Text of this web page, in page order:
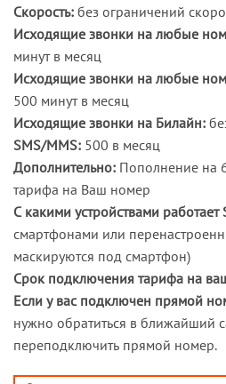
Скорость: без ограничений
Исходящие звонки на любые
минут в месяц
Исходящие звонки на любые
500 минут в месяц
Исходящие звонки на Билайн:
SMS/MMS: 500 в месяц
Дополнительно: Пополнение на
тарифа на Ваш номер
С какими устройствами работает
смартфонами или
маскируются под смартфон)
Срок подключения тарифа на
Если у вас подключен прямой
нужно обратиться в ближайший
переподключить прямой номер.